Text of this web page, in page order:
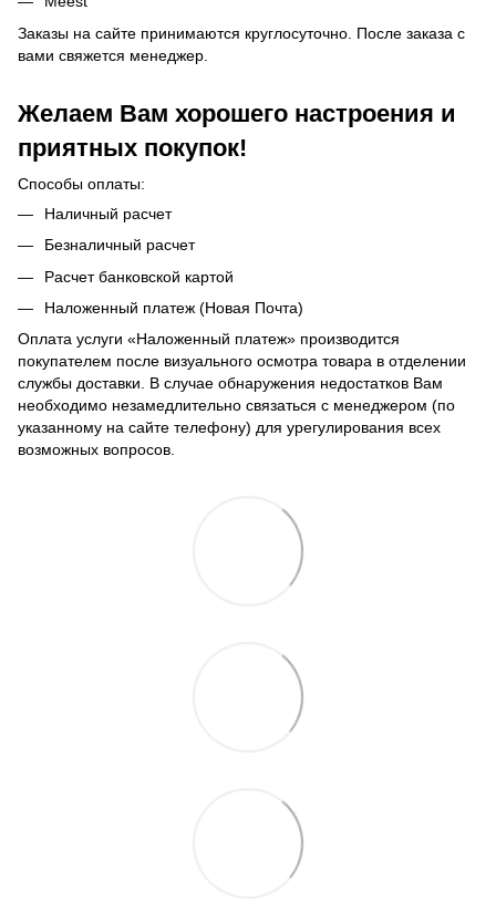
Заказы на сайте принимаются круглосуточно. После заказа с
вами свяжется менеджер.
Желаем Вам хорошего настроения и
приятных покупок!
Способы оплаты:
Наличный расчет
Безналичный расчет
Расчет банковской картой
Наложенный платеж (Новая Почта)
Оплата услуги «Наложенный платеж» производится
покупателем после визуального осмотра товара в отделении
службы доставки. В случае обнаружения недостатков Вам
необходимо незамедлительно связаться с менеджером (по
указанному на сайте телефону) для урегулирования всех
возможных вопросов.